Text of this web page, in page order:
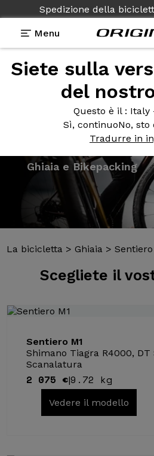
Spedizione della
Menu
Siete sulla
del
Questo è il : Italy
Sì, continuoNo, sto
Tradurre in
Presentazione
La bicicletta > Ghiaia >Sentiero
Scegliete il
Sentiero M1
Shimano Tiagra R4000, DT
Scanalatura
2 075 €|9.72 kg
Vedere il modello